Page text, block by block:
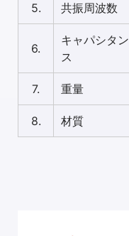
5. 共振周波数
6.
キャパシタン
ス
7. 重量
8. 材質